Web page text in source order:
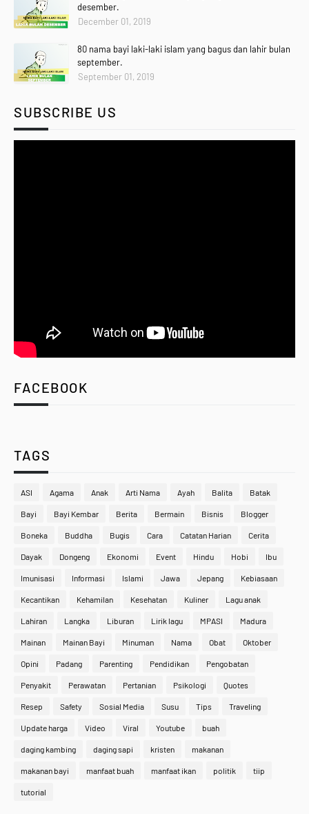
desember.
December 01, 2019
80 nama bayi laki-laki islam yang bagus dan lahir bulan
september.
September 01, 2019
SUBSCRIBE US
FACEBOOK
TAGS
ASI Agama Anak Arti Nama Ayah Balita Batak
Bayi Bayi Kembar Berita Bermain Bisnis Blogger
Boneka Buddha Bugis Cara Catatan Harian Cerita
Dayak Dongeng Ekonomi Event Hindu Hobi Ibu
Imunisasi Informasi Islami Jawa Jepang Kebiasaan
Kecantikan Kehamilan Kesehatan Kuliner Lagu anak
Lahiran Langka Liburan Lirik lagu MPASI Madura
Mainan Mainan Bayi Minuman Nama Obat Oktober
Opini Padang Parenting Pendidikan Pengobatan
Penyakit Perawatan Pertanian Psikologi Quotes
Resep Safety Sosial Media Susu Tips Traveling
Update harga Video Viral Youtube buah
daging kambing daging sapi kristen makanan
makanan bayi manfaat buah manfaat ikan politik tiip
tutorial